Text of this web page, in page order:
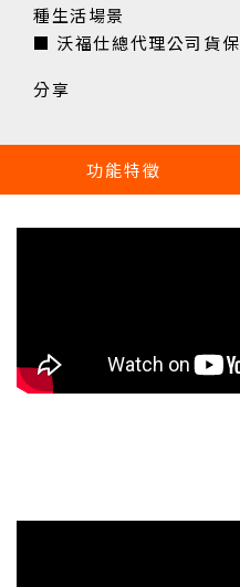
種生活場景
■ 沃福仕總代理公司貨
分享
功能特徵